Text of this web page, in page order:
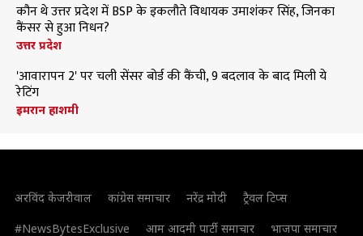
कौन थे उत्तर प्रदेश में BSP के इकलौते विधायक उमाशंकर सिंह, जिनका
कैंसर से हुआ निधन?
उत्तर प्रदेश
'आवारापन 2' पर चली सेंसर बोर्ड की कैंची, 9 बदलाव के बाद मिली ये
रेटिंग
इमरान हाशमी
अरविंद केजरीवाल कांग्रेस समाचार नरेंद्र मोदी
ट्रैवल टिप्स
#NewsBytesExclusive
आम आदमी पार्टी समाचार भाजपा समाचार